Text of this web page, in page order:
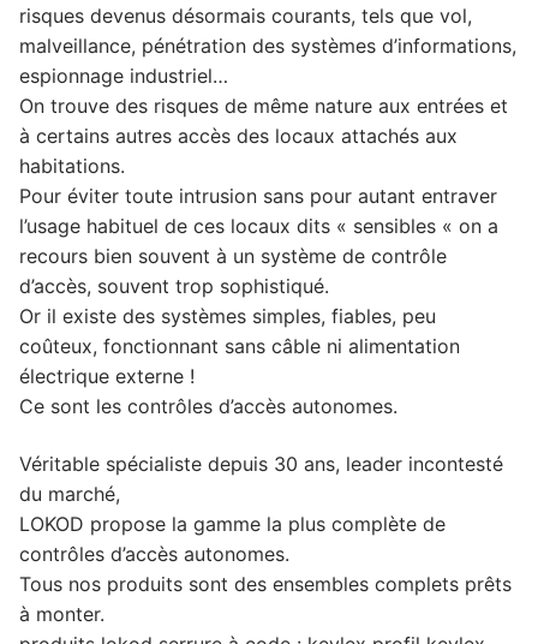
risques devenus désormais courants, tels que vol,
malveillance, pénétration des systèmes d’informations,
espionnage industriel…
On trouve des risques de même nature aux entrées et
à certains autres accès des locaux attachés aux
habitations.
Pour éviter toute intrusion sans pour autant entraver
l’usage habituel de ces locaux dits « sensibles « on a
recours bien souvent à un système de contrôle
d’accès, souvent trop sophistiqué.
Or il existe des systèmes simples, fiables, peu
coûteux, fonctionnant sans câble ni alimentation
électrique externe !
Ce sont les contrôles d’accès autonomes.
Véritable spécialiste depuis 30 ans, leader incontesté
du marché,
LOKOD propose la gamme la plus complète de
contrôles d’accès autonomes.
Tous nos produits sont des ensembles complets prêts
à monter.